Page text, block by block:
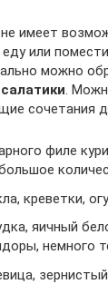
имеет
или
можно
салатики .
сочетания
филе
креветки,
яичный
немного